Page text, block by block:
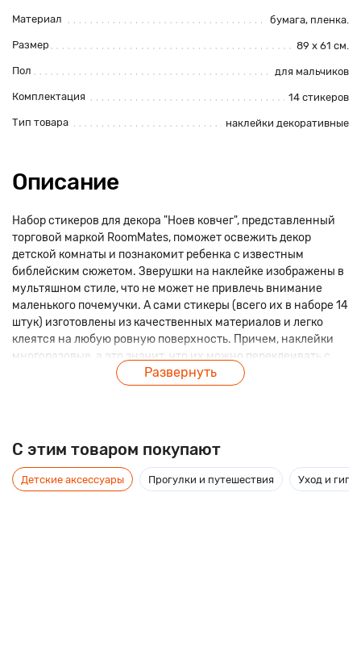
Материал бумага, пленка.
Размер 89 x 61 см.
Пол для мальчиков
Комплектация 14 стикеров
Тип товара наклейки декоративные
Описание
Набор стикеров для декора "Ноев ковчег", представленный
торговой маркой RoomMates, поможет освежить декор
детской комнаты и познакомит ребенка с известным
библейским сюжетом. Зверушки на наклейке изображены в
мультяшном стиле, что не может не привлечь внимание
маленького почемучки. А сами стикеры (всего их в наборе 14
штук) изготовлены из качественных материалов и легко
клеятся на любую ровную поверхность. Причем, наклейки
многоразовые, а это значит, что их можно переклеивать с
одного места на другое. Развернуть
C этим товаром покупают
Детские аксессуары Прогулки и путешествия Уход и